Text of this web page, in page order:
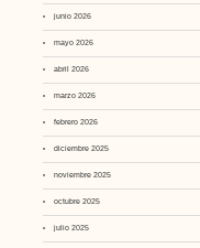
junio 2026
mayo 2026
abril 2026
marzo 2026
febrero 2026
diciembre 2025
noviembre 2025
octubre 2025
julio 2025